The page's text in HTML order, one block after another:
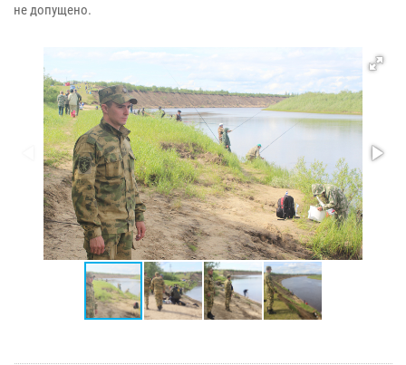
не допущено.